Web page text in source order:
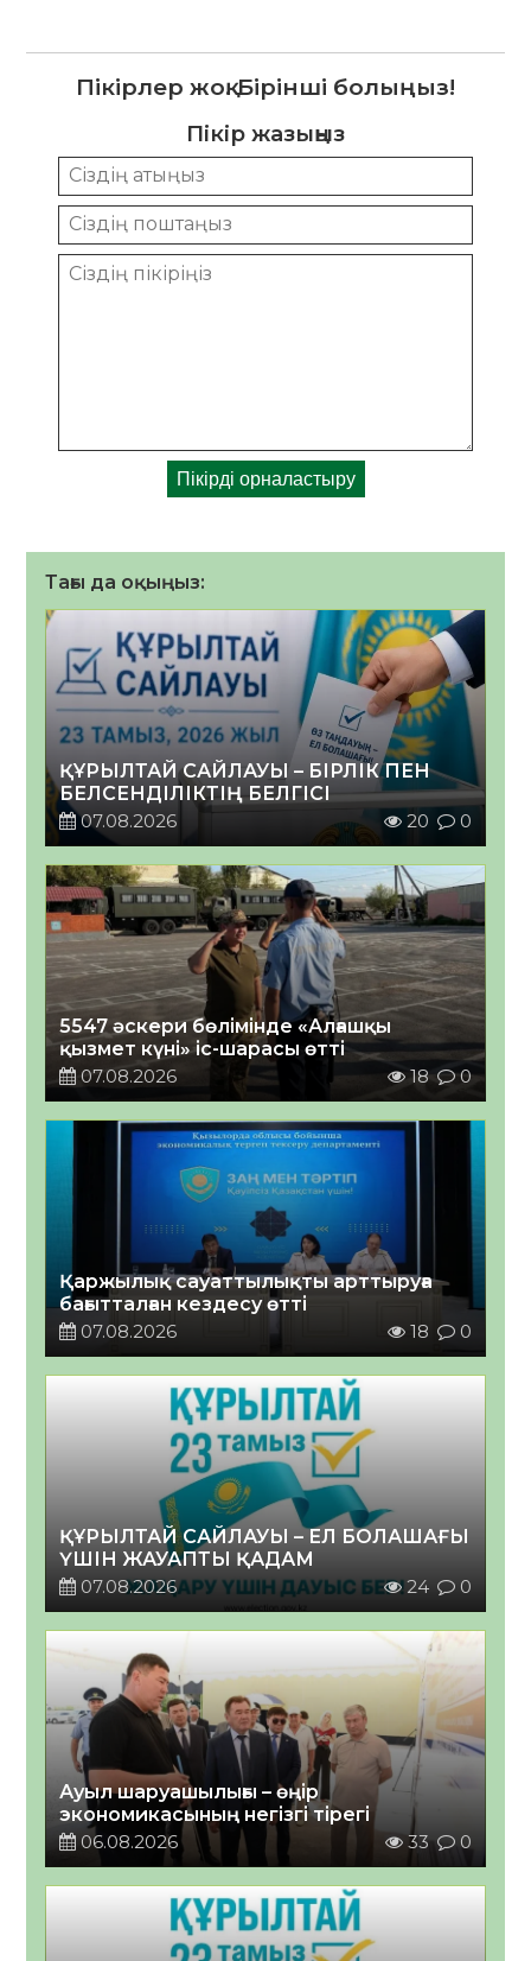
Пікірлер жоқ. Бірінші болыңыз!
Пікір жазыңыз
Тағы да оқыңыз:
ҚҰРЫЛТАЙ САЙЛАУЫ – БІРЛІК ПЕН
БЕЛСЕНДІЛІКТІҢ БЕЛГІСІ
07.08.2026
20 0
5547 әскери бөлімінде «Алғашқы
қызмет күні» іс-шарасы өтті
07.08.2026
18 0
Қаржылық сауаттылықты арттыруға
бағытталған кездесу өтті
07.08.2026
18 0
ҚҰРЫЛТАЙ САЙЛАУЫ – ЕЛ БОЛАШАҒЫ
ҮШІН ЖАУАПТЫ ҚАДАМ
07.08.2026
24 0
Ауыл шаруашылығы – өңір
экономикасының негізгі тірегі
06.08.2026
33 0